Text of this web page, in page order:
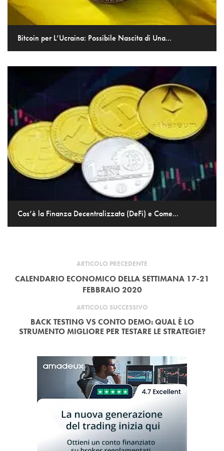
Bitcoin per L’Ucraina: Possibile Nascita di Una...
Cos’è la Finanza Decentralizzata (DeFi) e Come...
ARTICOLO PRECEDENTE
CALENDARIO ECONOMICO DELLA SETTIMANA 17-21
FEBBRAIO 2020
ARTICOLO SUCCESSIVO
BACK TESTING VS CONTO DEMO: QUAL È LO
STRUMENTO MIGLIORE PER TESTARE LE STRATEGIE?